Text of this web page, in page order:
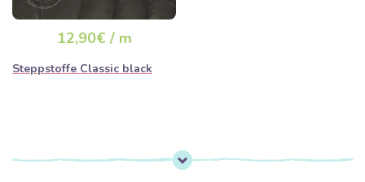
12,90€ / m
Steppstoffe Classic black